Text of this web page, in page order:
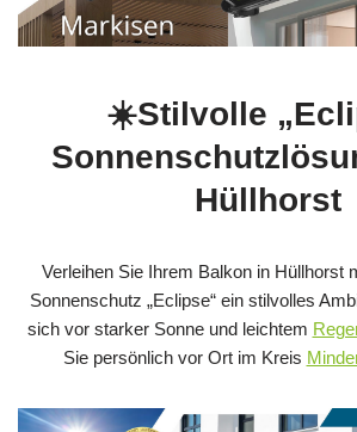
☀️Stilvolle
Hüllhorst
Verleihen Sie Ihrem Balkon in Hüllhorst
Sonnenschutz „Eclipse“ ein stilvolles
sich vor starker Sonne und leichtem
Sie persönlich vor Ort im Kreis